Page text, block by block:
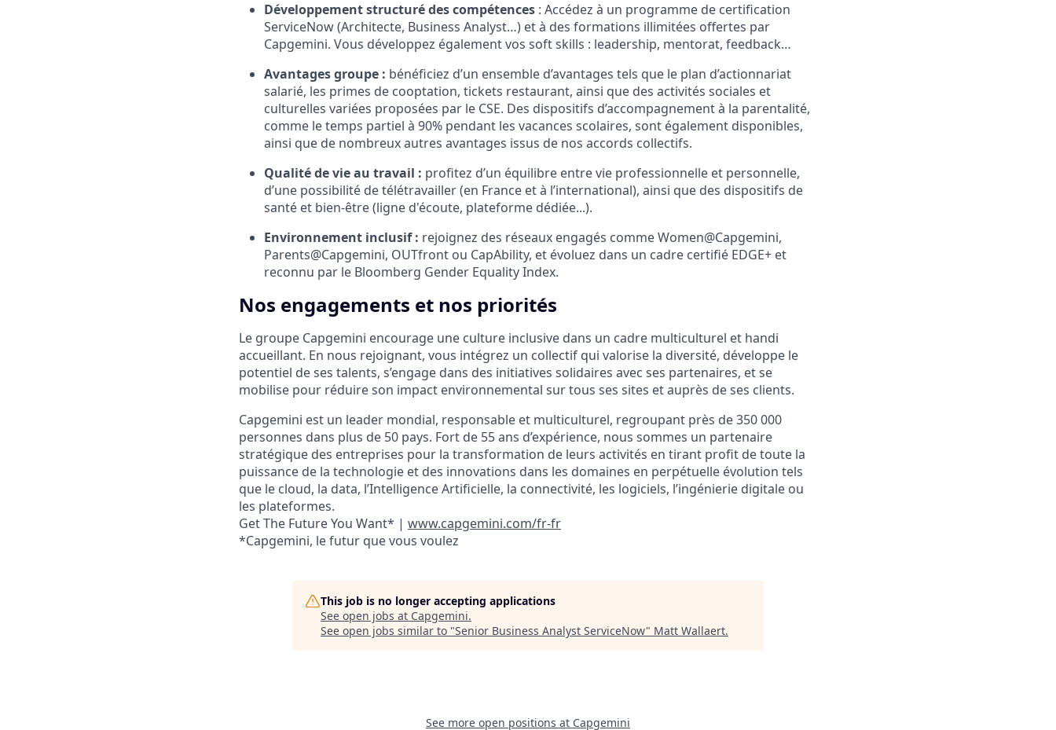
Développement structuré des compétences : Accédez à un programme de certification
ServiceNow (Architecte, Business Analyst…) et à des formations illimitées offertes par
Capgemini. Vous développez également vos soft skills : leadership, mentorat, feedback…
Avantages groupe : bénéficiez d’un ensemble d’avantages tels que le plan d’actionnariat
salarié, les primes de cooptation, tickets restaurant, ainsi que des activités sociales et
culturelles variées proposées par le CSE. Des dispositifs d’accompagnement à la parentalité,
comme le temps partiel à 90% pendant les vacances scolaires, sont également disponibles,
ainsi que de nombreux autres avantages issus de nos accords collectifs.
Qualité de vie au travail : profitez d’un équilibre entre vie professionnelle et personnelle,
d’une possibilité de télétravailler (en France et à l’international), ainsi que des dispositifs de
santé et bien-être (ligne d'écoute, plateforme dédiée...).
Environnement inclusif : rejoignez des réseaux engagés comme Women@Capgemini,
Parents@Capgemini, OUTfront ou CapAbility, et évoluez dans un cadre certifié EDGE+ et
reconnu par le Bloomberg Gender Equality Index.
Nos engagements et nos priorités
Le groupe Capgemini encourage une culture inclusive dans un cadre multiculturel et handi
accueillant. En nous rejoignant, vous intégrez un collectif qui valorise la diversité, développe le
potentiel de ses talents, s’engage dans des initiatives solidaires avec ses partenaires, et se
mobilise pour réduire son impact environnemental sur tous ses sites et auprès de ses clients.
Capgemini est un leader mondial, responsable et multiculturel, regroupant près de 350 000
personnes dans plus de 50 pays. Fort de 55 ans d’expérience, nous sommes un partenaire
stratégique des entreprises pour la transformation de leurs activités en tirant profit de toute la
puissance de la technologie et des innovations dans les domaines en perpétuelle évolution tels
que le cloud, la data, l’Intelligence Artificielle, la connectivité, les logiciels, l’ingénierie digitale ou
les plateformes.
Get The Future You Want* | www.capgemini.com/fr-fr
*Capgemini, le futur que vous voulez
This job is no longer accepting applications
See open jobs at Capgemini.
See open jobs similar to "Senior Business Analyst ServiceNow" Matt Wallaert.
See more open positions at Capgemini